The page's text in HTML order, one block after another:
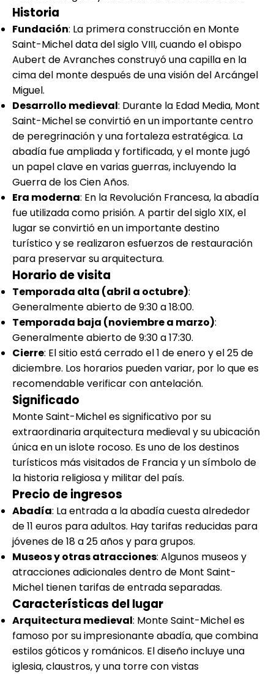
Historia
Fundación: La primera construcción en Monte
Saint-Michel data del siglo VIII, cuando el obispo
Aubert de Avranches construyó una capilla en la
cima del monte después de una visión del Arcángel
Miguel.
Desarrollo medieval: Durante la Edad Media, Mont
Saint-Michel se convirtió en un importante centro
de peregrinación y una fortaleza estratégica. La
abadía fue ampliada y fortificada, y el monte jugó
un papel clave en varias guerras, incluyendo la
Guerra de los Cien Años.
Era moderna: En la Revolución Francesa, la abadía
fue utilizada como prisión. A partir del siglo XIX, el
lugar se convirtió en un importante destino
turístico y se realizaron esfuerzos de restauración
para preservar su arquitectura.
Horario de visita
Temporada alta (abril a octubre):
Generalmente abierto de 9:30 a 18:00.
Temporada baja (noviembre a marzo):
Generalmente abierto de 9:30 a 17:30.
Cierre: El sitio está cerrado el 1 de enero y el 25 de
diciembre. Los horarios pueden variar, por lo que es
recomendable verificar con antelación.
Significado
Monte Saint-Michel es significativo por su
extraordinaria arquitectura medieval y su ubicación
única en un islote rocoso. Es uno de los destinos
turísticos más visitados de Francia y un símbolo de
la historia religiosa y militar del país.
Precio de ingresos
Abadía: La entrada a la abadía cuesta alrededor
de 11 euros para adultos. Hay tarifas reducidas para
jóvenes de 18 a 25 años y para grupos.
Museos y otras atracciones: Algunos museos y
atracciones adicionales dentro de Mont Saint-
Michel tienen tarifas de entrada separadas.
Características del lugar
Arquitectura medieval: Monte Saint-Michel es
famoso por su impresionante abadía, que combina
estilos góticos y románicos. El diseño incluye una
iglesia, claustros, y una torre con vistas